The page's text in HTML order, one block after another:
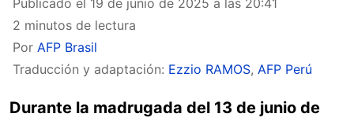
Publicado el 19 de junio de 2025 a las 20:41
2 minutos de lectura
Por AFP Brasil
Traducción y adaptación: Ezzio RAMOS, AFP Perú
Durante la madrugada del 13 de junio de